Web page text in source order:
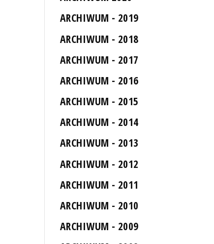
ARCHIWUM - 2019
ARCHIWUM - 2018
ARCHIWUM - 2017
ARCHIWUM - 2016
ARCHIWUM - 2015
ARCHIWUM - 2014
ARCHIWUM - 2013
ARCHIWUM - 2012
ARCHIWUM - 2011
ARCHIWUM - 2010
ARCHIWUM - 2009